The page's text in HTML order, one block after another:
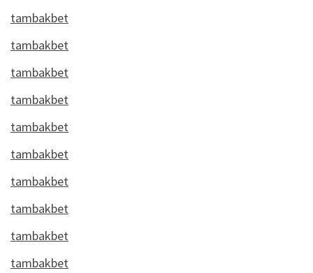
tambakbet
tambakbet
tambakbet
tambakbet
tambakbet
tambakbet
tambakbet
tambakbet
tambakbet
tambakbet